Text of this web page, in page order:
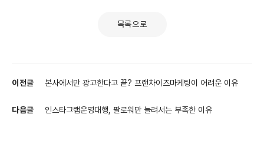
목록으로
이전글 본사에서만 광고한다고 끝? 프랜차이즈마케팅이 어려운 이유
다음글 인스타그램운영대행, 팔로워만 늘려서는 부족한 이유